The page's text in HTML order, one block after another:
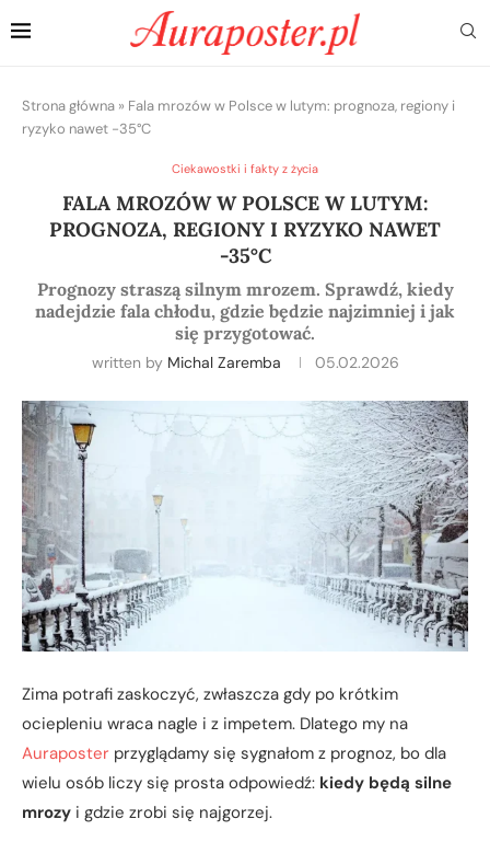
Strona główna » Fala mrozów w Polsce w lutym: prognoza, regiony i
ryzyko nawet -35°C
Ciekawostki i fakty z życia
FALA MROZÓW W POLSCE W LUTYM:
PROGNOZA, REGIONY I RYZYKO NAWET
-35°C
Prognozy straszą silnym mrozem. Sprawdź, kiedy
nadejdzie fala chłodu, gdzie będzie najzimniej i jak
się przygotować.
written by Michal Zaremba 05.02.2026
Zima potrafi zaskoczyć, zwłaszcza gdy po krótkim
ociepleniu wraca nagle i z impetem. Dlatego my na
Auraposter przyglądamy się sygnałom z prognoz, bo dla
wielu osób liczy się prosta odpowiedź: kiedy będą silne
mrozy i gdzie zrobi się najgorzej.